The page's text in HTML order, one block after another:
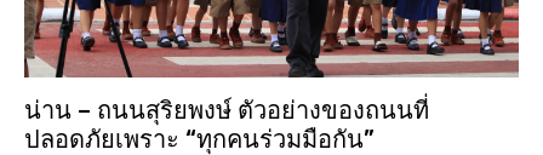
น่าน – ถนนสุริยพงษ์ ตัวอย่างของถนนที่
ปลอดภัยเพราะ “ทุกคนร่วมมือกัน”